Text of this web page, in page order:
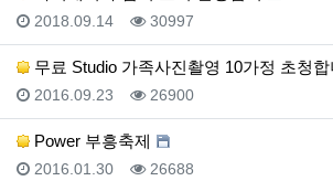
등록일
2018.09.14 조회
30997
무료 Studio 가족사진촬영 10가정 초청
등록일
2016.09.23 조회
26900
Power 부흥축제
등록일
2016.01.30 조회
26688